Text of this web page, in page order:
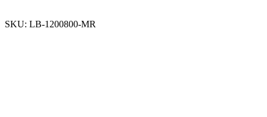
SKU: LB-1200800-MR